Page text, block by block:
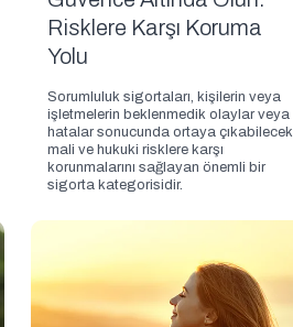
Risklere Karşı Koruma
Yolu
Sorumluluk sigortaları, kişilerin veya
işletmelerin beklenmedik olaylar veya
hatalar sonucunda ortaya çıkabilecek
mali ve hukuki risklere karşı
korunmalarını sağlayan önemli bir
sigorta kategorisidir.